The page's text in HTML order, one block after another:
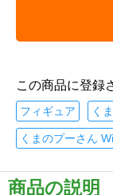
この商品に登録
フィギュア く
くまのプーさん
商品の説明